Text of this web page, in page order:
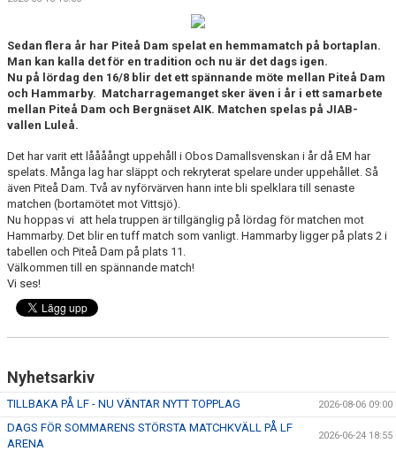
MATCHER
MATCHER & SERIETABELL
Sedan flera år har Piteå Dam spelat en hemmamatch på bortaplan.
Man kan kalla det för en tradition och nu är det dags igen.
Nu på lördag den 16/8 blir det ett spännande möte mellan Piteå Dam
och Hammarby. Matcharragemanget sker även i år i ett samarbete
mellan Piteå Dam och Bergnäset AIK. Matchen spelas på JIAB-
vallen Luleå.
Det har varit ett låååångt uppehåll i Obos Damallsvenskan i år då EM har
spelats. Många lag har släppt och rekryterat spelare under uppehållet. Så
även Piteå Dam. Två av nyförvärven hann inte bli spelklara till senaste
matchen (bortamötet mot Vittsjö).
Nu hoppas vi att hela truppen är tillgänglig på lördag för matchen mot
Hammarby. Det blir en tuff match som vanligt. Hammarby ligger på plats 2 i
tabellen och Piteå Dam på plats 11.
Välkommen till en spännande match!
Vi ses!
Nyhetsarkiv
TILLBAKA PÅ LF - NU VÄNTAR NYTT TOPPLAG 2026-08-06 09:00
DAGS FÖR SOMMARENS STÖRSTA MATCHKVÄLL PÅ LF
ARENA
2026-06-24 18:55